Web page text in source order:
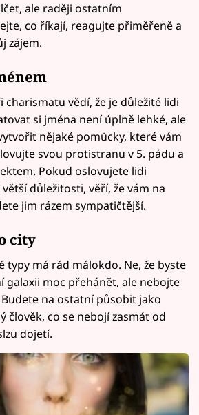
ale raději ostatním
co říkají, reagujte přiměřeně a
zájem.
charismatu vědí, že je důležité lidi
si jména není úplně lehké, ale
nějaké pomůcky, které vám
svou protistranu v 5. pádu a
Pokud oslovujete lidi
důležitosti, věří, že vám na
jim rázem sympatičtější.
city
typy má rád málokdo. Ne, že byste
galaxii moc přehánět, ale nebojte
na ostatní působit jako
člověk, co se nebojí zasmát od
dojetí.